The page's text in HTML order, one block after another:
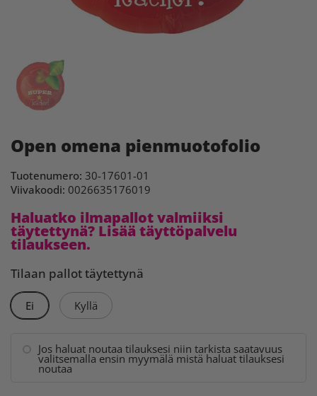
Open omena pienmuotofolio
Tuotenumero: 30-17601-01
Viivakoodi: 0026635176019
Haluatko ilmapallot valmiiksi
täytettynä? Lisää täyttöpalvelu
tilaukseen.
Tilaan pallot täytettynä
Ei Kyllä
Jos haluat noutaa tilauksesi niin tarkista saatavuus
valitsemalla ensin myymälä mistä haluat tilauksesi
noutaa